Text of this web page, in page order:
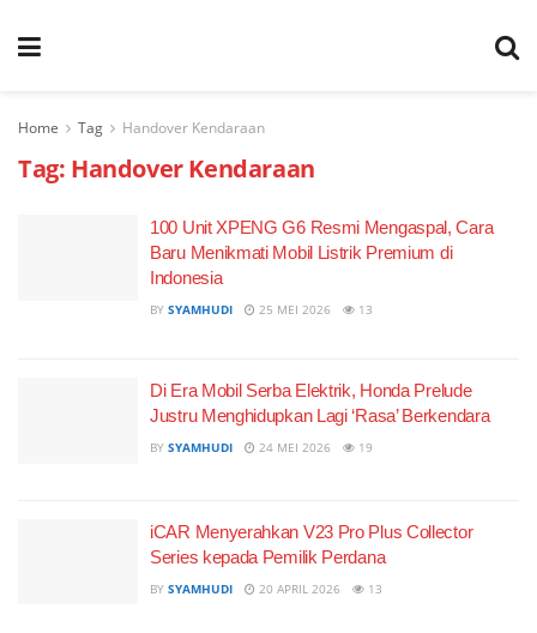
Home Tag Handover Kendaraan
Tag: Handover Kendaraan
100 Unit XPENG G6 Resmi Mengaspal, Cara
Baru Menikmati Mobil Listrik Premium di
Indonesia
BY SYAMHUDI 25 MEI 2026 13
Di Era Mobil Serba Elektrik, Honda Prelude
Justru Menghidupkan Lagi ‘Rasa’ Berkendara
BY SYAMHUDI 24 MEI 2026 19
iCAR Menyerahkan V23 Pro Plus Collector
Series kepada Pemilik Perdana
BY SYAMHUDI 20 APRIL 2026 13